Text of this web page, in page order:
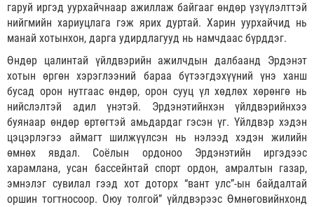
гаруй иргэд уурхайчнаар ажиллаж байгааг өндөр үзүүлэлттэй
нийгмийн хариуцлага гэж ярих дуртай. Харин уурхайчид нь
манай хотынхон, дарга удирдлагууд нь намчдаас бүрддэг.
Өндөр цалинтай үйлдвэрийн ажилчдын далбаанд Эрдэнэт
хотын өргөн хэрэглээний бараа бүтээгдэхүүний үнэ ханш
бусад орон нутгаас өндөр, орон сууц үл хөдлөх хөрөнгө нь
нийслэлтэй адил үнэтэй. Эрдэнэтийнхэн үйлдвэрийнхээ
буянаар өндөр өртөгтэй амьдардаг гэсэн үг. Үйлдвэр хэдэн
цэцэрлэгээ аймагт шилжүүлсэн нь нэлээд хэдэн жилийн
өмнөх явдал. Соёлын ордоноо Эрдэнэтийн иргэдээс
харамлана, усан бассейнтай спорт ордон, амралтын газар,
эмнэлэг сувилал гээд хот доторх “вант улс”-ын байдалтай
оршин тогтносоор. Оюу толгой” үйлдвэрээс Өмнөговийнхонд